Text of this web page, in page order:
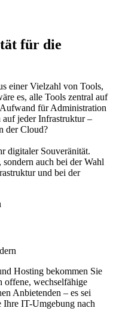
für die
einer Vielzahl von Tools,
es, alle Tools zentral auf
für Administration
auf jeder Infrastruktur –
der Cloud?
digitaler Souveränität.
auch bei der Wahl
und bei der
Hosting bekommen Sie
offene, wechselfähige
Anbietenden – es sei
Ihre IT-Umgebung nach